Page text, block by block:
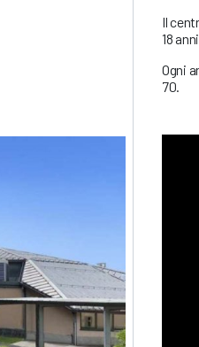
Il
18
Ogni
70.